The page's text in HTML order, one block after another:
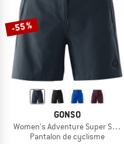
-55 %
GONSO
Women's Adventure Super
Pantalon de cyclisme